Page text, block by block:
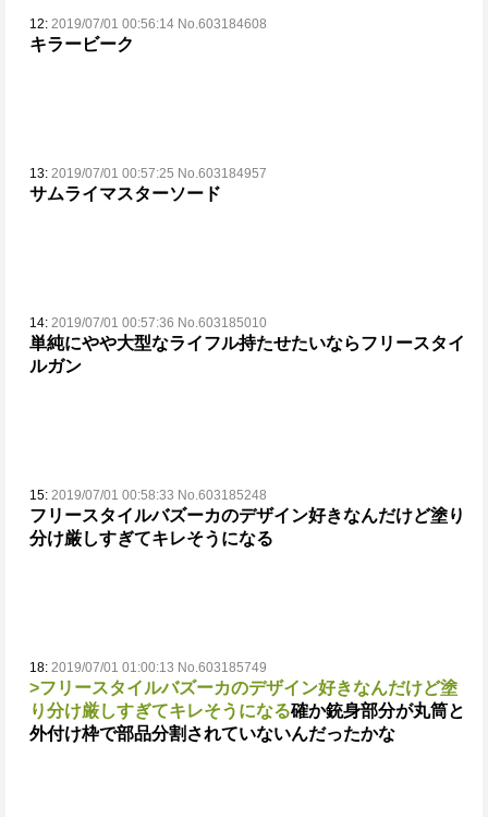
12: 2019/07/01 00:56:14 No.603184608
キラービーク
13: 2019/07/01 00:57:25 No.603184957
サムライマスターソード
14: 2019/07/01 00:57:36 No.603185010
単純にやや大型なライフル持たせたいならフリースタイ
ルガン
15: 2019/07/01 00:58:33 No.603185248
フリースタイルバズーカのデザイン好きなんだけど塗り
分け厳しすぎてキレそうになる
18: 2019/07/01 01:00:13 No.603185749
>フリースタイルバズーカのデザイン好きなんだけど塗
り分け厳しすぎてキレそうになる確か銃身部分が丸筒と
外付け枠で部品分割されていないんだったかな